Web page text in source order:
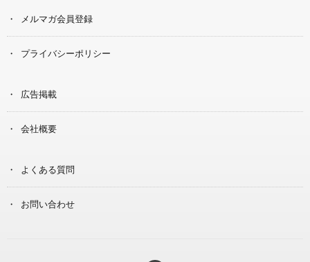
メルマガ会員登録
プライバシーポリシー
広告掲載
会社概要
よくある質問
お問い合わせ